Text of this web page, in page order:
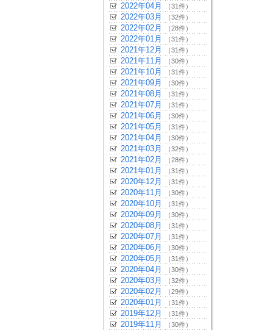
2022年04月 （31件）
2022年03月 （32件）
2022年02月 （28件）
2022年01月 （31件）
2021年12月 （31件）
2021年11月 （30件）
2021年10月 （31件）
2021年09月 （30件）
2021年08月 （31件）
2021年07月 （31件）
2021年06月 （30件）
2021年05月 （31件）
2021年04月 （30件）
2021年03月 （32件）
2021年02月 （28件）
2021年01月 （31件）
2020年12月 （31件）
2020年11月 （30件）
2020年10月 （31件）
2020年09月 （30件）
2020年08月 （31件）
2020年07月 （31件）
2020年06月 （30件）
2020年05月 （31件）
2020年04月 （30件）
2020年03月 （32件）
2020年02月 （29件）
2020年01月 （31件）
2019年12月 （31件）
2019年11月 （30件）